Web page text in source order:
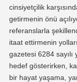
cinsiyetçilik
getirmenin önü açılı
referanslarla
itaatettirmenin
gazetesi 6284 sayılı
hedef gösterirken,
bir hayat yaşama,